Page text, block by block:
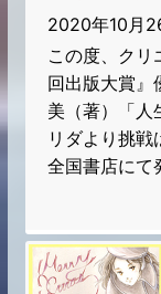
久美（著）
年11月18日
2020年10月
この度、クリ
回出版大賞』
美（著）「人
リダより挑戦
全国書店にて